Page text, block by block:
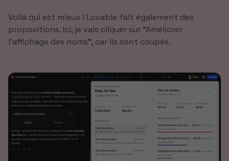
Voilà qui est mieux ! Lovable fait également des
propositions. Ici, je vais cliquer sur “Améliorer
l’affichage des noms”, car ils sont coupés.